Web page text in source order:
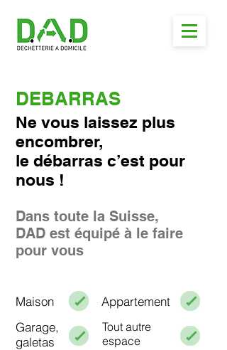
DEBARRAS
Ne vous laissez plus
encombrer,
le débarras c’est pour
nous !
Dans toute la Suisse,
DAD est équipé à le faire
pour vous
Maison
Appartement
Garage,
galetas
Tout autre
espace